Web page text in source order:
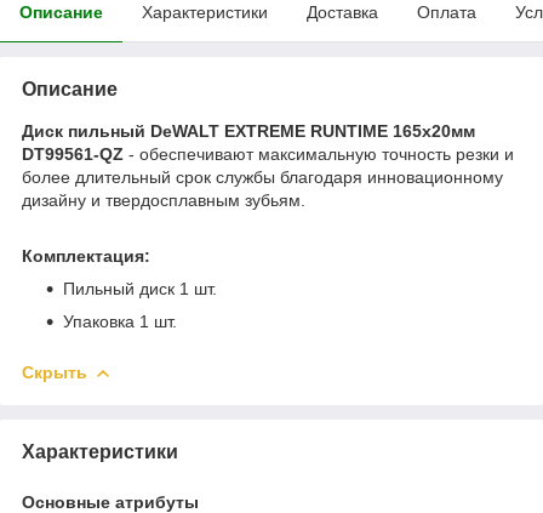
Описание Характеристики Доставка Оплата
Описание
Диск пильный DeWALT EXTREME RUNTIME 165х20мм
DT99561-QZ - обеспечивают максимальную точность резки и
более длительный срок службы благодаря инновационному
дизайну и твердосплавным зубьям.
Комплектация:
Пильный диск 1 шт.
Упаковка 1 шт.
Скрыть
Характеристики
Основные атрибуты